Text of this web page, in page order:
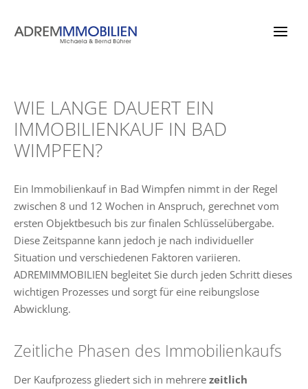
Inhalt
WIE LANGE DAUERT EIN
IMMOBILIENKAUF IN BAD
WIMPFEN?
Ein Immobilienkauf in Bad Wimpfen nimmt in der Regel
zwischen 8 und 12 Wochen in Anspruch, gerechnet vom
ersten Objektbesuch bis zur finalen Schlüsselübergabe.
Diese Zeitspanne kann jedoch je nach individueller
Situation und verschiedenen Faktoren variieren.
ADREMIMMOBILIEN begleitet Sie durch jeden Schritt dieses
wichtigen Prozesses und sorgt für eine reibungslose
Abwicklung.
Zeitliche Phasen des Immobilienkaufs
Der Kaufprozess gliedert sich in mehrere zeitlich